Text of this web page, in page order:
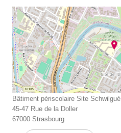
Bâtiment périscolaire Site Schwilgué
45-47 Rue de la Doller
67000 Strasbourg